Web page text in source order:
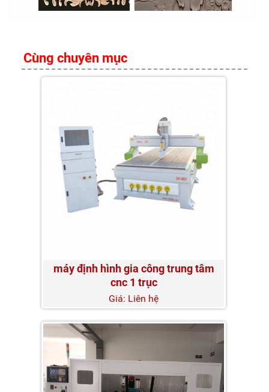
Cùng chuyên mục
máy định hình gia công trung tâm
cnc 1 trục
Giá: Liên hệ